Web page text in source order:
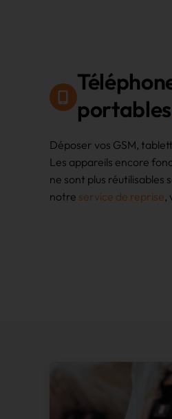
portables
Déposer vos GSM,
Les appareils encore
ne sont plus
notre service de reprise,